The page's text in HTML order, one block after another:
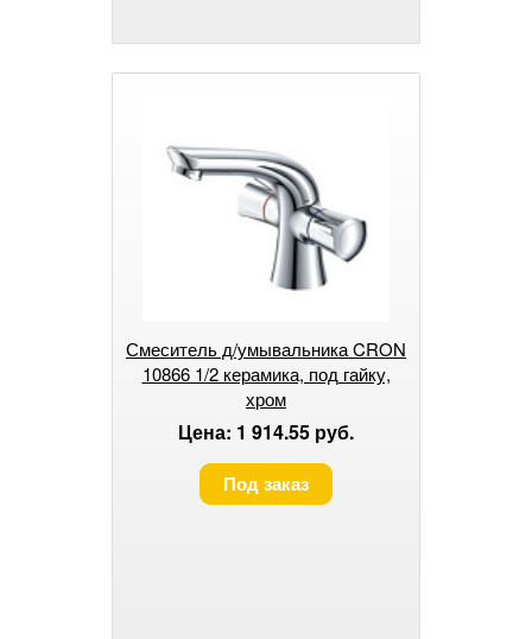
Смеситель д/умывальника CRON
10866 1/2 керамика, под гайку,
хром
Цена: 1 914.55 руб.
Под заказ